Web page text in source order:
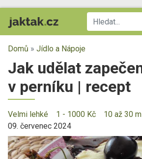
Domů » Jídlo a Nápoje
Jak udělat
v perníku | recept
Velmi lehké 1 - 1000 Kč
10 až 30
09. červenec 2024